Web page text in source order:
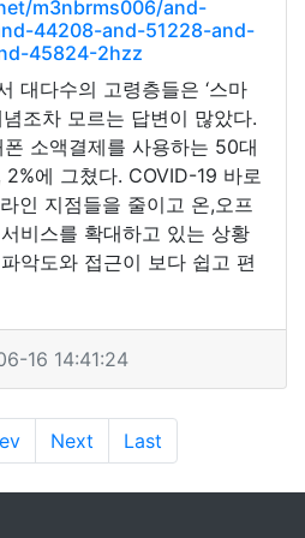
m3nbrms006/and-
44208-and-51228-and-
45824-2hzz
대다수의 고령층들은 ‘스마
조차 모르는 답변이 많았다.
소액결제를 사용하는 50대
2%에 그쳤다. COVID-19 바로
인 지점들을 줄이고 온,오프
비스를 확대하고 있는 상황
악도와 접근이 보다 쉽고 편
16 14:41:24
Next Last